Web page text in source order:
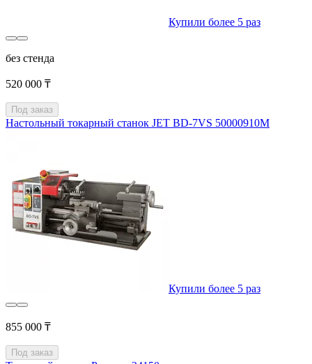
Купили более 5 раз
без стенда
520 000 ₸
Под заказ
Настольный токарный станок JET BD-7VS 50000910M
Купили более 5 раз
855 000 ₸
Под заказ